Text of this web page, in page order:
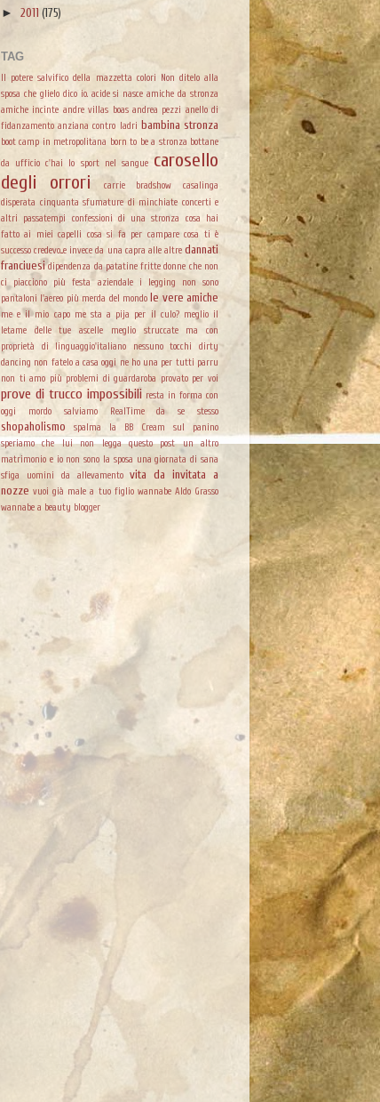
► 2011 (175)
TAG
Il potere salvifico della mazzetta colori Non ditelo alla
sposa che glielo dico io. acide si nasce amiche da stronza
amiche incinte andre villas boas andrea pezzi anello di
fidanzamento anziana contro ladri bambina stronza
boot camp in metropolitana born to be a stronza bottane
da ufficio c'hai lo sport nel sangue carosello
degli orrori
carrie bradshow
casalinga
disperata cinquanta sfumature di minchiate concerti e
altri passatempi
confessioni di una stronza
cosa hai
fatto ai miei capelli cosa si fa per campare cosa ti è
successo credevo...e invece da una capra alle altre dannati
franciuesi dipendenza da patatine fritte donne che non
ci piacciono più
festa aziendale
i legging non sono
pantaloni l'aereo più merda del mondo le vere amiche
me e il mio capo me sta a pija per il culo? meglio il
letame delle tue ascelle
meglio struccate ma con
proprietà di linguaggio'italiano
nessuno tocchi dirty
dancing non fatelo a casa oggi ne ho una per tutti parru
non ti amo più problemi di guardaroba provato per voi
prove di trucco impossibili resta in forma con
oggi mordo
salviamo RealTime da se stesso
shopaholismo
spalma la BB Cream sul panino
speriamo che lui non legga questo post
un altro
matrimonio e io non sono la sposa una giornata di sana
sfiga
uomini da allevamento
vita da invitata a
nozze vuoi già male a tuo figlio wannabe Aldo Grasso
wannabe a beauty blogger